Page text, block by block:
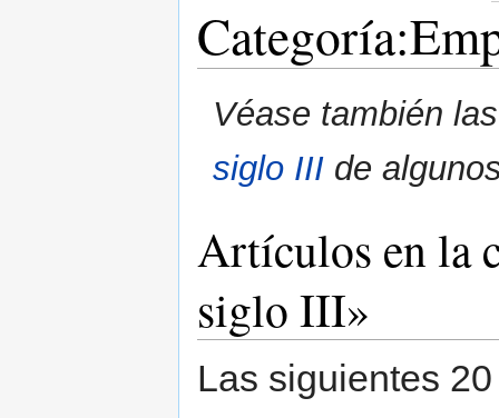
Véase también
siglo III de
Artículos en la
siglo III»
Las siguientes